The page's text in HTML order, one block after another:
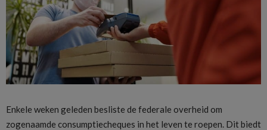
Enkele weken geleden besliste de federale overheid om
zogenaamde consumptiecheques in het leven te roepen. Dit biedt